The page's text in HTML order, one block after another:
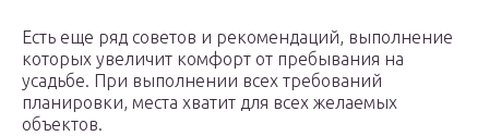
Есть еще ряд советов и рекомендаций, выполнение
которых увеличит комфорт от пребывания на
усадьбе. При выполнении всех требований
планировки, места хватит для всех желаемых
объектов.